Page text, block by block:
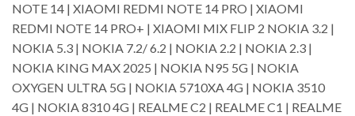
NOTE 14 | XIAOMI REDMI NOTE 14 PRO | XIAOMI
REDMI NOTE 14 PRO+ | XIAOMI MIX FLIP 2 NOKIA 3.2 |
NOKIA 5.3 | NOKIA 7.2/ 6.2 | NOKIA 2.2 | NOKIA 2.3 |
NOKIA KING MAX 2025 | NOKIA N95 5G | NOKIA
OXYGEN ULTRA 5G | NOKIA 5710XA 4G | NOKIA 3510
4G | NOKIA 8310 4G | REALME C2 | REALME C1 | REALME